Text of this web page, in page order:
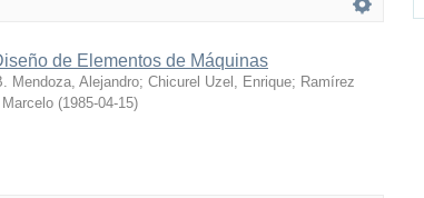
de Elementos de Máquinas
Mendoza, Alejandro; Chicurel Uzel, Enrique; Ramírez
(1985-04-15)